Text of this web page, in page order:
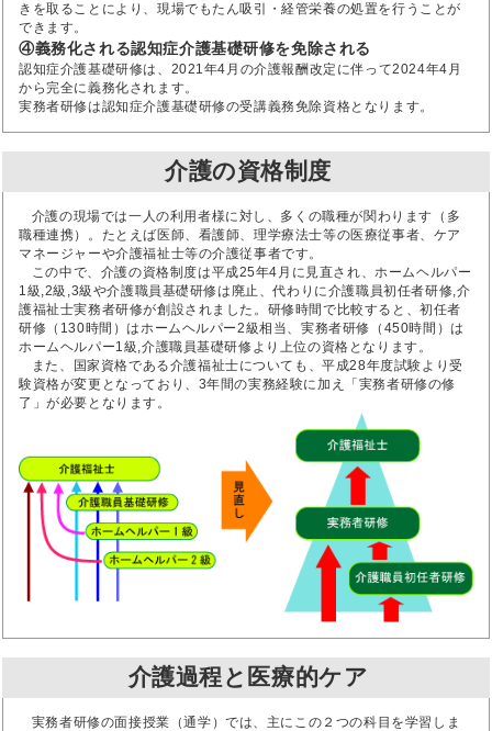
きを取ることにより、現場でもたん吸引・経管栄養の処置を行うことが
できます。
④義務化される認知症介護基礎研修を免除される
認知症介護基礎研修は、2021年4月の介護報酬改定に伴って2024年4月
から完全に義務化されます。
実務者研修は認知症介護基礎研修の受講義務免除資格となります。
介護の資格制度
介護の現場では一人の利用者様に対し、多くの職種が関わります（多
職種連携）。たとえば医師、看護師、理学療法士等の医療従事者、ケア
マネージャーや介護福祉士等の介護従事者です。
この中で、介護の資格制度は平成25年4月に見直され、ホームヘルパー
1級,2級,3級や介護職員基礎研修は廃止、代わりに介護職員初任者研修,介
護福祉士実務者研修が創設されました。研修時間で比較すると、初任者
研修（130時間）はホームヘルパー2級相当、実務者研修（450時間）は
ホームヘルパー1級,介護職員基礎研修より上位の資格となります。
また、国家資格である介護福祉士についても、平成28年度試験より受
験資格が変更となっており、3年間の実務経験に加え「実務者研修の修
了」が必要となります。
介護過程と医療的ケア
実務者研修の面接授業（通学）では、主にこの２つの科目を学習しま